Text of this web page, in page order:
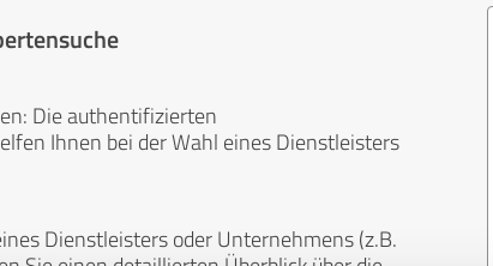
Die authentifizierten
Ihnen bei der Wahl eines Dienstleisters
Dienstleisters oder Unternehmens (z.B.